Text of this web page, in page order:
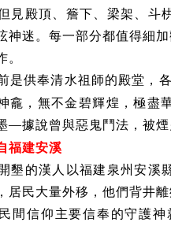
見殿頂、簷下、梁架、斗
神迷。每一部分都值得細
是供奉清水祖師的殿堂，
龕，無不金碧輝煌，極盡
—據說曾與惡鬼鬥法，被
福建安溪
墾的漢人以福建泉州安溪
居民大量外移，他們背井
間信仰主要信奉的守護